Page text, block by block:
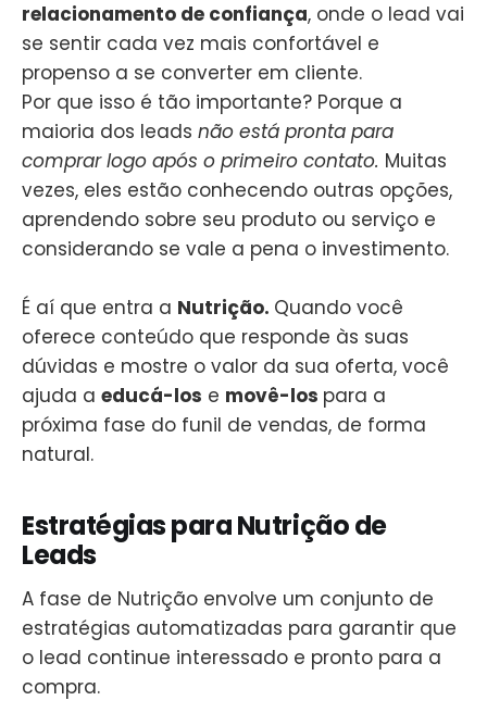
relacionamento de confiança, onde o lead vai
se sentir cada vez mais confortável e
propenso a se converter em cliente.
Por que isso é tão importante? Porque a
maioria dos leads não está pronta para
comprar logo após o primeiro contato. Muitas
vezes, eles estão conhecendo outras opções,
aprendendo sobre seu produto ou serviço e
considerando se vale a pena o investimento.
É aí que entra a Nutrição. Quando você
oferece conteúdo que responde às suas
dúvidas e mostre o valor da sua oferta, você
ajuda a educá-los e movê-los para a
próxima fase do funil de vendas, de forma
natural.
Estratégias para Nutrição de
Leads
A fase de Nutrição envolve um conjunto de
estratégias automatizadas para garantir que
o lead continue interessado e pronto para a
compra.